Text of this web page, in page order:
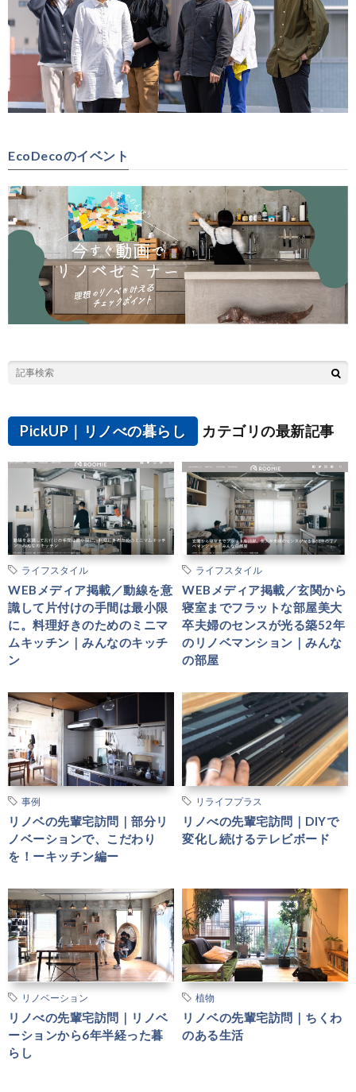
EcoDecoのイベント
PickUP｜リノべの暮らし カテゴリの最新記事
ライフスタイル
WEBメディア掲載／動線を意
識して片付けの手間は最小限
に。料理好きのためのミニマ
ムキッチン｜みんなのキッチ
ン
ライフスタイル
WEBメディア掲載／玄関から
寝室までフラットな部屋美大
卒夫婦のセンスが光る築52年
のリノベマンション｜みんな
の部屋
事例
リノベの先輩宅訪問｜部分リ
ノベーションで、こだわり
を！ーキッチン編ー
リライフプラス
リノべの先輩宅訪問｜DIYで
変化し続けるテレビボード
リノベーション
リノべの先輩宅訪問｜リノベ
ーションから6年半経った暮
らし
植物
リノベの先輩宅訪問｜ちくわ
のある生活